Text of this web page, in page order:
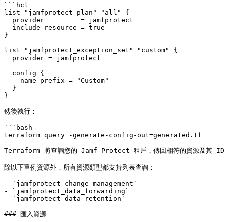
```hcl
list "jamfprotect_plan" "all" {
  provider         = jamfprotect
  include_resource = true
}
list "jamfprotect_exception_set" "custom" {
  provider = jamfprotect
  config {
    name_prefix = "Custom"
  }
}
然後執行：
```bash
terraform query -generate-config-out=generated.tf
Terraform 將查詢您的 Jamf Protect 租戶，傳回相符的資源及其
除以下單例資源外，所有資源類型都支持列表查詢：
- `jamfprotect_change_management`
- `jamfprotect_data_forwarding`
- `jamfprotect_data_retention`
### 匯入資源